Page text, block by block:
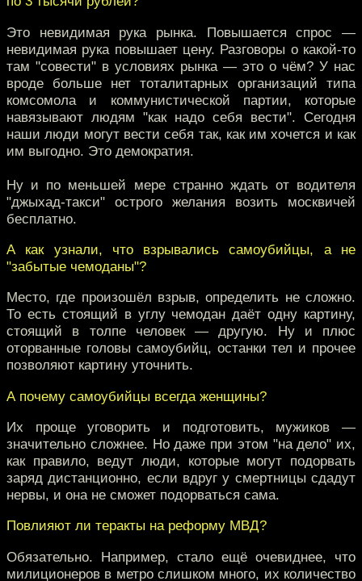
Это невидимая рука рынка. Повышается спрос —
невидимая рука повышает цену. Разговоры о какой-то
там "совести" в условиях рынка — это о чём? У нас
вроде больше нет тоталитарных организаций типа
комсомола и коммунистической партии, которые
навязывают людям "как надо себя вести". Сегодня
наши люди могут вести себя так, как им хочется и как
им выгодно. Это демократия.
Ну и по меньшей мере странно ждать от водителя
"джыхад-такси" острого желания возить москвичей
бесплатно.
А как узнали, что взрывались самоубийцы, а не
"забытые чемоданы"?
Место, где произошёл взрыв, определить не сложно.
То есть стоящий в углу чемодан даёт одну картину,
стоящий в толпе человек — другую. Ну и плюс
оторванные головы самоубийц, останки тел и прочее
позволяют картину уточнить.
А почему самоубийцы всегда женщины?
Их проще уговорить и подготовить, мужиков —
значительно сложнее. Но даже при этом "на дело" их,
как правило, ведут люди, которые могут подорвать
заряд дистанционно, если вдруг у смертницы сдадут
нервы, и она не сможет подорваться сама.
Повлияют ли теракты на реформу МВД?
Обязательно. Например, стало ещё очевиднее, что
милиционеров в метро слишком много, их количество